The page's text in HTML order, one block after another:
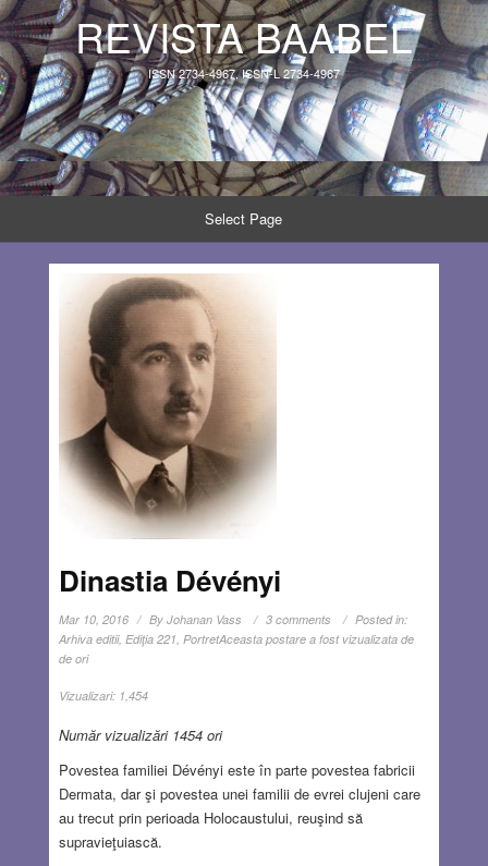
REVISTA BAABEL
ISSN 2734-4967, ISSN-L 2734-4967
Select Page
Dinastia Dévényi
Mar 10, 2016 By Johanan Vass 3 comments
Posted in:
Arhiva editii, Ediţia 221 PortretAceasta postare a fost vizualizata de
de ori
Vizualizari: 1,454
Număr vizualizări 1454 ori
Povestea familiei Dévényi este în parte povestea fabricii
Dermata, dar şi povestea unei familii de evrei clujeni care
au trecut prin perioada Holocaustului, reuşind să
supravieţuiască.